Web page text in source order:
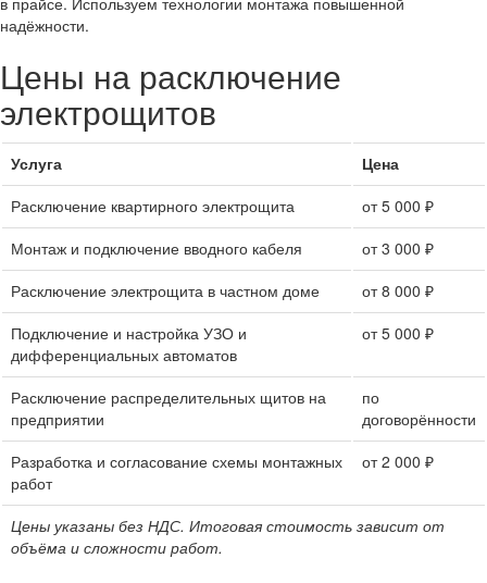
надёжности.
Цены на расключение
электрощитов
Услуга
Цена
Расключение квартирного электрощита
от 5 000 ₽
Монтаж и подключение вводного кабеля
от 3 000 ₽
Расключение электрощита в частном доме
от 8 000 ₽
Подключение и настройка УЗО и
дифференциальных автоматов
от 5 000 ₽
Расключение распределительных щитов на
предприятии
по
договорённости
Разработка и согласование схемы монтажных
работ
от 2 000 ₽
Цены указаны без НДС. Итоговая стоимость зависит от
объёма и сложности работ.